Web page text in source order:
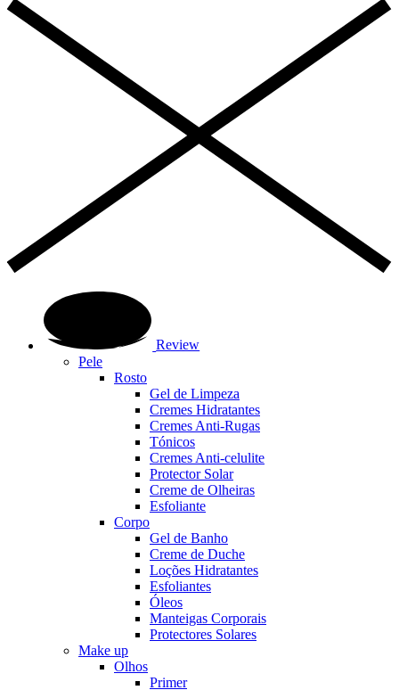
Review
Pele
Rosto
Gel de Limpeza
Cremes Hidratantes
Cremes Anti-Rugas
Tónicos
Cremes Anti-celulite
Protector Solar
Creme de Olheiras
Esfoliante
Corpo
Gel de Banho
Creme de Duche
Loções Hidratantes
Esfoliantes
Óleos
Manteigas Corporais
Protectores Solares
Make up
Olhos
Primer